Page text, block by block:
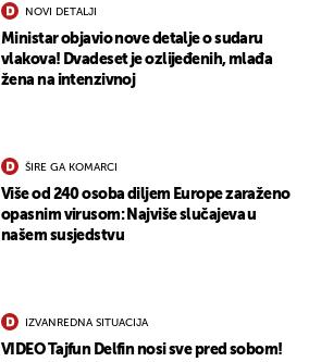
NOVI DETALJI
Ministar objavio nove detalje o sudaru
vlakova! Dvadeset je ozlijeđenih, mlađa
žena na intenzivnoj
ŠIRE GA KOMARCI
Više od 240 osoba diljem Europe zaraženo
opasnim virusom: Najviše slučajeva u
našem susjedstvu
IZVANREDNA SITUACIJA
VIDEO Tajfun Delfin nosi sve pred sobom!